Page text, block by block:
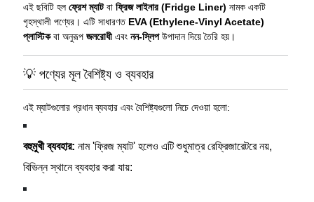
এই ছবিটি হলফ্রেশ ম্যাটবাফ্রিজ লাইনার (Fridge Liner) নামক একটি
গৃহস্থালী পণ্যের। এটি সাধারণত EVA (Ethylene-Vinyl Acetate)
প্লাস্টিকবা অনুরূপজলরোধী এবংনন-স্লিপউপাদান দিয়ে তৈরি হয়।
💡 পণ্যের মূল বৈশিষ্ট্য ও ব্যবহার
এই ম্যাটগুলোর প্রধান ব্যবহার এবং বৈশিষ্ট্যগুলো নিচে দেওয়া হলো:
বহুমুখী ব্যবহার: নাম 'ফ্রিজ ম্যাট' হলেও এটি শুধুমাত্র রেফ্রিজারেটরে নয়,
বিভিন্ন স্থানে ব্যবহার করা যায়: